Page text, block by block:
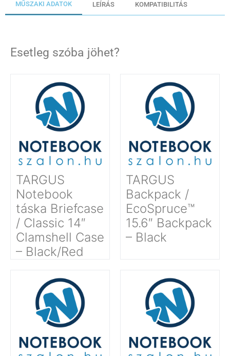
MŰSZAKI ADATOK LEÍRÁS KOMPATIBILITÁS
Esetleg szóba jöhet?
TARGUS
Notebook
táska Briefcase
/ Classic 14″
Clamshell Case
– Black/Red
TARGUS
Backpack /
EcoSpruce™
15.6″ Backpack
– Black